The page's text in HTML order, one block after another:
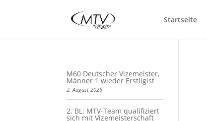
Startseite
M60 Deutscher Vizemeister,
Männer 1 wieder Erstligist
2. August 2026
2. BL: MTV-Team qualifiziert
sich mit Vizemeisterschaft